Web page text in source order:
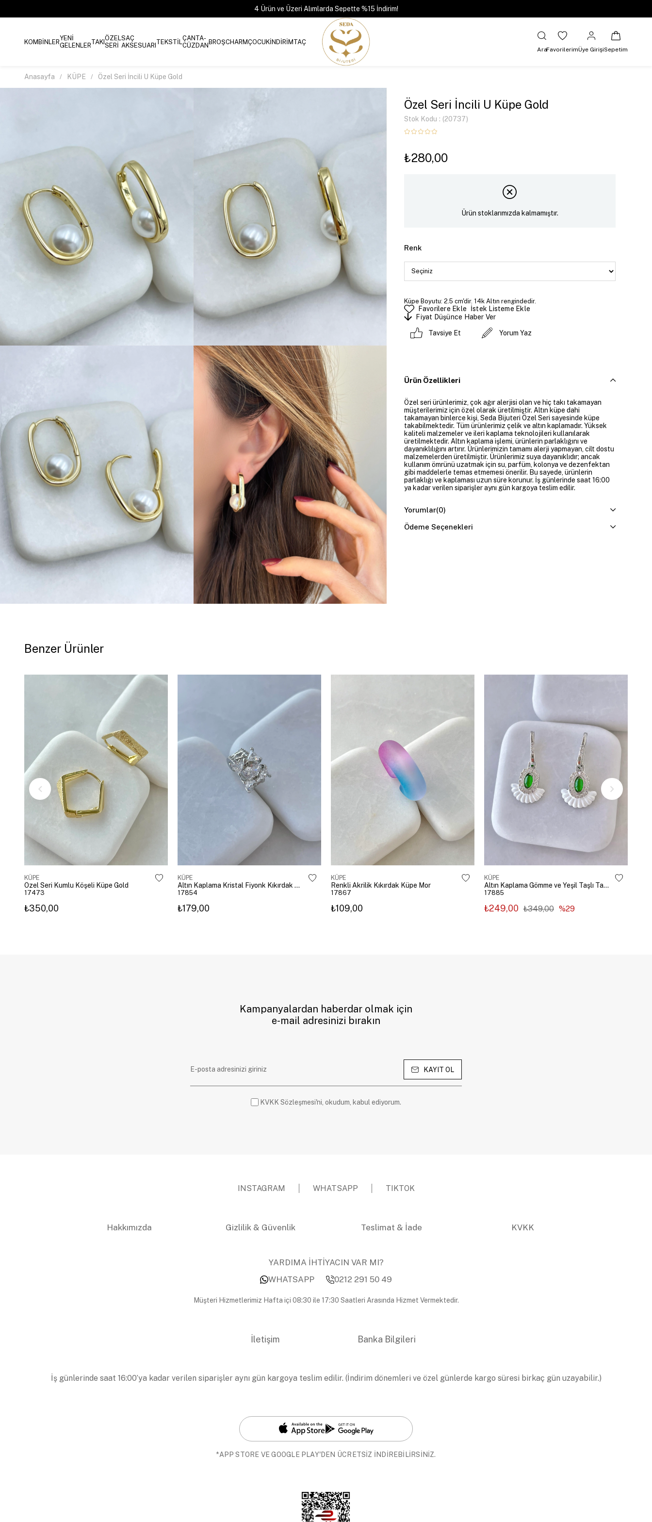
4 Ürün ve Üzeri Alımlarda Sepette %15 İndirim!
KOMBİNLERYENİ
GELENLERTAKIÖZEL
SERİ
SAÇ
AKSESUARI TEKSTİLÇANTA-
CÜZDANBROŞCHARMÇOCUKİNDİRİMTAÇ
AraFavorilerimÜye GirişiSepetim
Anasayfa KÜPE Özel Seri İncili U Küpe Gold
Özel Seri İncili U Küpe Gold
Stok Kodu (20737)
₺280,00
Ürün stoklarımızda kalmamıştır.
Renk
Küpe Boyutu: 2.5 cm'dir. 14k Altın rengindedir.
Favorilere Ekle
İstek Listeme Ekle
Fiyat Düşünce Haber Ver
Tavsiye Et Yorum Yaz
Ürün Özellikleri
Özel seri ürünlerimiz, çok ağır alerjisi olan ve hiç takı takamayan
müşterilerimiz için özel olarak üretilmiştir. Altın küpe dahi
takamayan binlerce kişi, Seda Bijuteri Özel Seri sayesinde küpe
takabilmektedir. Tüm ürünlerimiz çelik ve altın kaplamadır. Yüksek
kaliteli malzemeler ve ileri kaplama teknolojileri kullanılarak
üretilmektedir. Altın kaplama işlemi, ürünlerin parlaklığını ve
dayanıklılığını artırır. Ürünlerimizin tamamı alerji yapmayan, cilt dostu
malzemelerden üretilmiştir. Ürünlerimiz suya dayanıklıdır; ancak
kullanım ömrünü uzatmak için su, parfüm, kolonya ve dezenfektan
gibi maddelerle temas etmemesi önerilir. Bu sayede, ürünlerin
parlaklığı ve kaplaması uzun süre korunur. İş günlerinde saat 16:00
ya kadar verilen siparişler aynı gün kargoya teslim edilir.
Yorumlar(0)
Ödeme Seçenekleri
Benzer Ürünler
KÜPE
Özel Seri Kumlu Köşeli Küpe Gold
17473
₺350,00
KÜPE
Altın Kaplama Kristal Fiyonk Kıkırdak Küpe Gümüş
17854
₺179,00
KÜPE
Renkli Akrilik Kıkırdak Küpe Mor
17867
₺109,00
KÜPE
Altın Kaplama Gömme ve Yeşil Taşlı Tasarım Küpe Gümüş
17885
₺249,00 ₺349,00 %29
Kampanyalardan haberdar olmak için
e-mail adresinizi bırakın
KAYIT OL
KVKK Sözleşmesi'ni, okudum, kabul ediyorum.
INSTAGRAM WHATSAPP TIKTOK
Hakkımızda Gizlilik & Güvenlik Teslimat & İade KVKK
YARDIMA İHTİYACIN VAR MI?
WHATSAPP
0212 291 50 49
Müşteri Hizmetlerimiz Hafta içi 08:30 ile 17:30 Saatleri Arasında Hizmet Vermektedir.
İletişim Banka Bilgileri
İş günlerinde saat 16:00’ya kadar verilen siparişler aynı gün kargoya teslim edilir. (İndirim dönemleri ve özel günlerde kargo süresi birkaç gün uzayabilir.)
*APP STORE VE GOOGLE PLAY'DEN ÜCRETSİZ İNDİREBİLİRSİNİZ.